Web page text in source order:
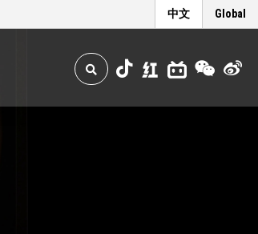
中文 Global